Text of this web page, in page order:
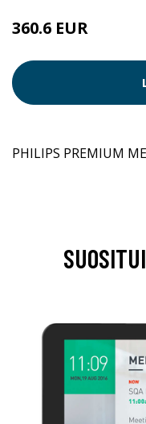
360.6 EUR
PHILIPS PREMIUM